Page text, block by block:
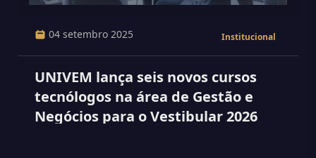
04 setembro 2025 Institucional
UNIVEM lança seis novos cursos
tecnólogos na área de Gestão e
Negócios para o Vestibular 2026